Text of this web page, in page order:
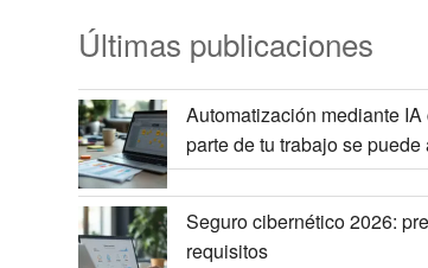
Últimas publicaciones
Automatización mediante
parte de tu trabajo se puede
Seguro cibernético 2026:
requisitos